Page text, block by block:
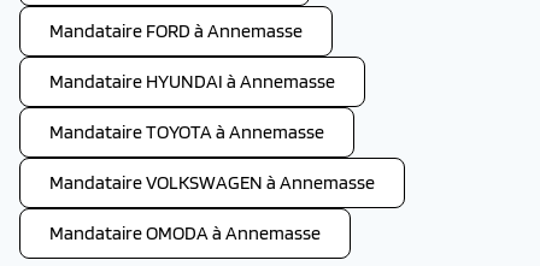
Mandataire FORD à Annemasse
Mandataire HYUNDAI à Annemasse
Mandataire TOYOTA à Annemasse
Mandataire VOLKSWAGEN à Annemasse
Mandataire OMODA à Annemasse